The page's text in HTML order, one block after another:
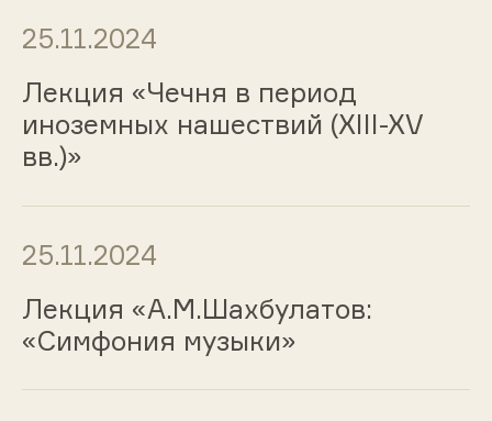
25.11.2024
Лекция «Чечня в период
иноземных нашествий (XIII-XV
вв.)»
25.11.2024
Лекция «А.М.Шахбулатов:
«Симфония музыки»